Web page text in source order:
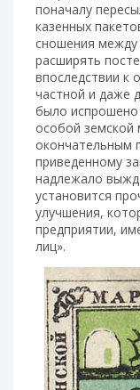
поначалу
казенных
сношения
расширять
впоследствии к
частной и даже
было испрошено
особой земской
окончательным
приведенному
надлежало
установится
улучшения,
предприятии,
лиц».